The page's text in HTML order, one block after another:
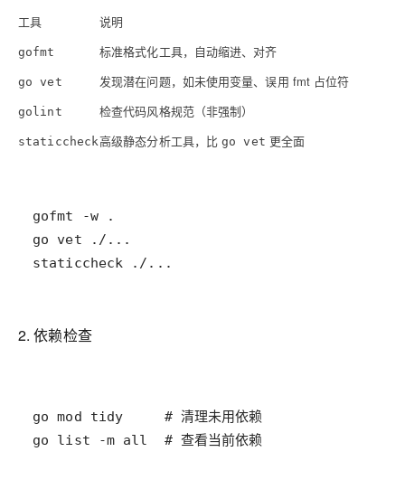
工具 说明
gofmt 标准格式化工具，自动缩进、对齐
go vet 发现潜在问题，如未使用变量、误用 fmt 占位符
golint 检查代码风格规范（非强制）
staticcheck高级静态分析工具，比go vet 更全面
staticcheck ./...
2. 依赖检查
go list -m all  # 查看当前依赖